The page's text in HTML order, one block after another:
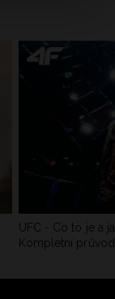
UFC - Co to je a
Kompletní